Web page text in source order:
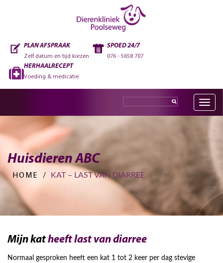
PLAN AFSPRAAK
Zelf datum en tijd kiezen
SPOED 24/7
076 - 5658 707
HERHAALRECEPT
Voeding & medicatie
Toggle
Huisdieren ABC
HOME / KAT – LAST VAN DIARREE
Mijn katheeft last van diarree
Normaal gesproken heeft een kat 1 tot 2 keer per dag stevige